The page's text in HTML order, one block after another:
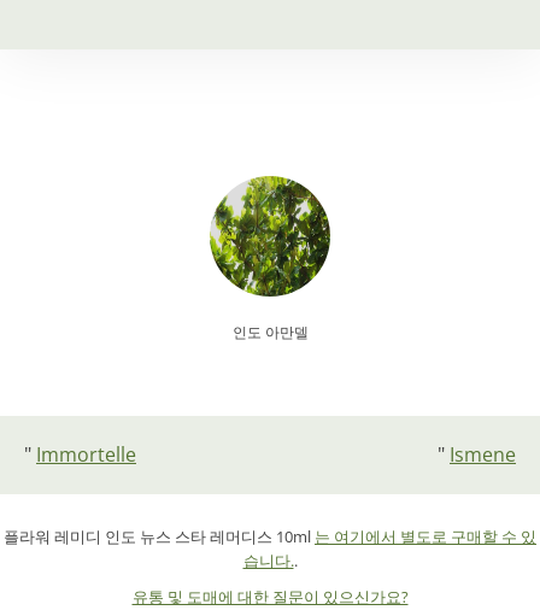
인도 아만델
" Immortelle " Ismene
플라워 레미디 인도 뉴스 스타 레머디스 10ml 는 여기에서 별도로 구매할 수 있
습니다..
유통 및 도매에 대한 질문이 있으신가요?